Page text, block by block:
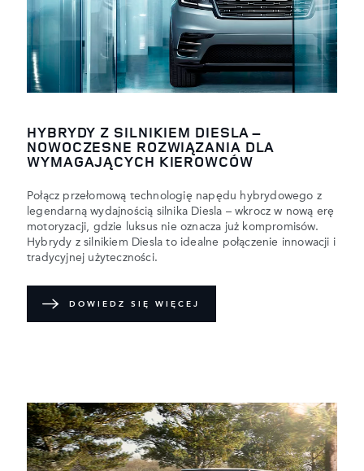
HYBRYDY Z SILNIKIEM DIESLA –
NOWOCZESNE ROZWIĄZANIA DLA
WYMAGAJĄCYCH KIEROWCÓW
Połącz przełomową technologię napędu hybrydowego z
legendarną wydajnością silnika Diesla – wkrocz w nową erę
motoryzacji, gdzie luksus nie oznacza już kompromisów.
Hybrydy z silnikiem Diesla to idealne połączenie innowacji i
tradycyjnej użyteczności.
DOWIEDZ SIĘ WIĘCEJ